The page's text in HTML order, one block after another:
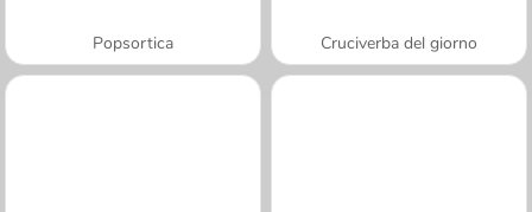
Popsortica Cruciverba del giorno